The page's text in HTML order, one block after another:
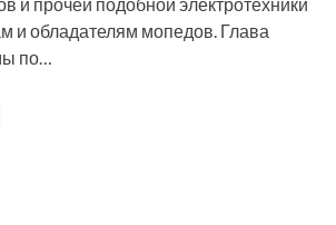
и обладателям мопедов. Глава
по…